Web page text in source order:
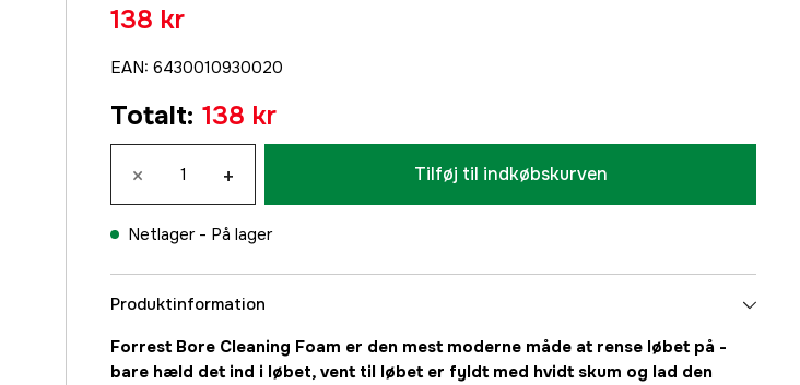
138 kr
EAN: 6430010930020
Totalt: 138 kr
× + Tilføj til indkøbskurven
Netlager - På lager
Produktinformation
Forrest Bore Cleaning Foam er den mest moderne måde at rense løbet på -
bare hæld det ind i løbet, vent til løbet er fyldt med hvidt skum og lad den